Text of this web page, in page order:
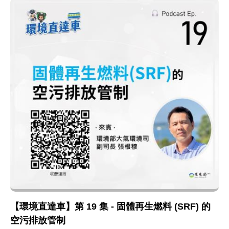
【環境直達車】第 19 集 - 固體再生燃料 (SRF) 的
空污排放管制